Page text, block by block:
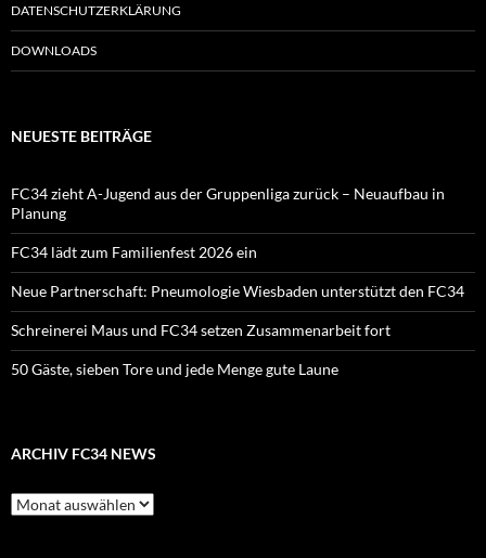
DATENSCHUTZERKLÄRUNG
DOWNLOADS
NEUESTE BEITRÄGE
FC34 zieht A-Jugend aus der Gruppenliga zurück – Neuaufbau in
Planung
FC34 lädt zum Familienfest 2026 ein
Neue Partnerschaft: Pneumologie Wiesbaden unterstützt den FC34
Schreinerei Maus und FC34 setzen Zusammenarbeit fort
50 Gäste, sieben Tore und jede Menge gute Laune
ARCHIV FC34 NEWS
Archiv
FC34